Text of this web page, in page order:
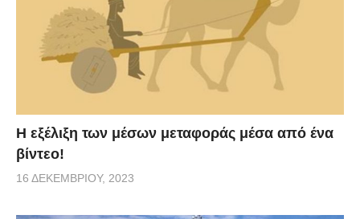
Η εξέλιξη των μέσων μεταφοράς μέσα από ένα
βίντεο!
16 ΔΕΚΕΜΒΡΊΟΥ, 2023